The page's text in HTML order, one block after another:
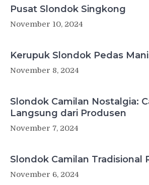
Pusat Slondok Singkong
November 10, 2024
Kerupuk Slondok Pedas
November 8, 2024
Slondok Camilan Nostalgia:
Langsung dari Produsen
November 7, 2024
Slondok Camilan Tradisional
November 6, 2024